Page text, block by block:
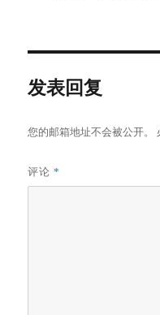
发表回复
您的邮箱地址不会被公开。
评论*